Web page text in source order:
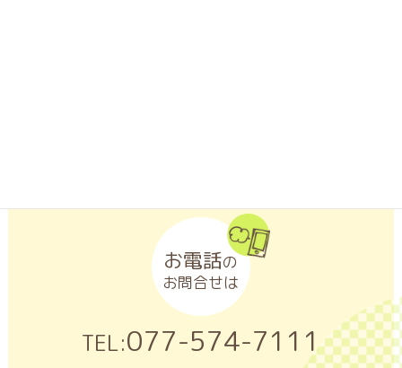
お電話の
お問合せは
TEL:077-574-7111